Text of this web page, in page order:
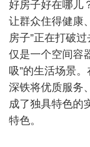
好房子好在哪儿
让群众住得健康
房子”正在打破
仅是一个空间容
吸”的生活场景
深铁将优质服务
成了独具特色的
特色。